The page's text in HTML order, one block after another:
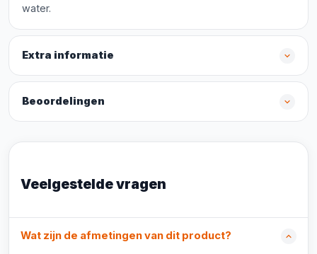
water.
Extra informatie
Beoordelingen
Veelgestelde vragen
Wat zijn de afmetingen van dit product?